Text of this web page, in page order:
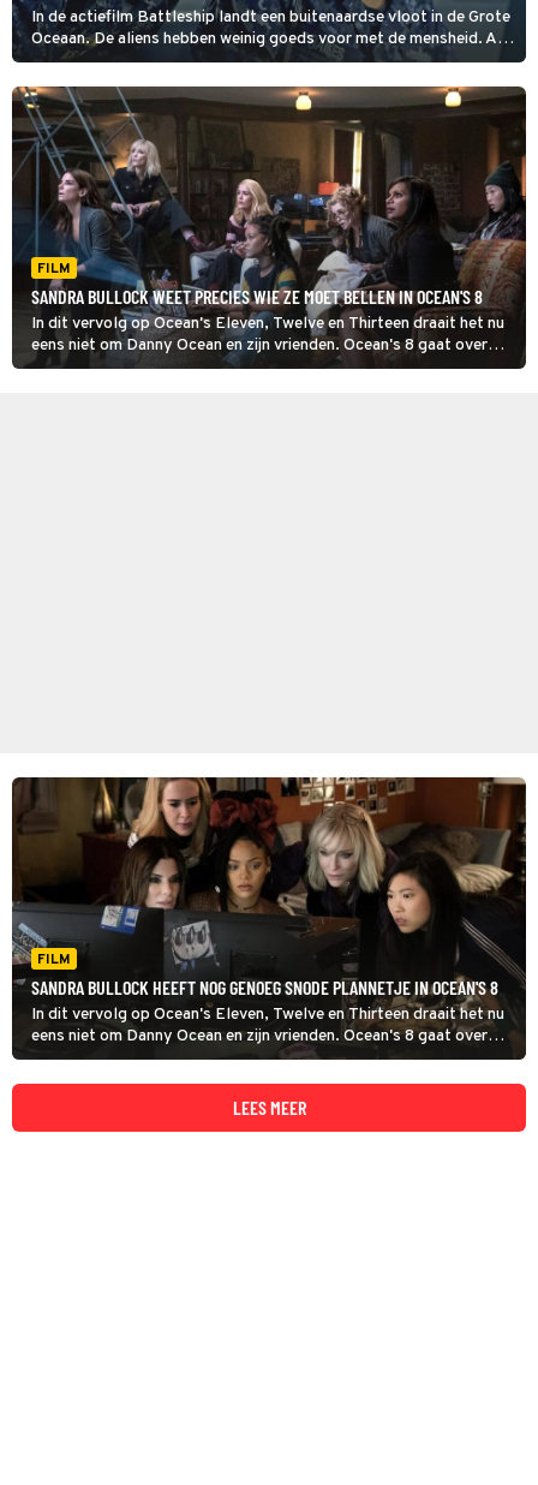
In de actiefilm Battleship landt een buitenaardse vloot in de Grote
Oceaan. De aliens hebben weinig goeds voor met de mensheid. Aan
een groep Amerikaanse en Japanse marineschepen de
eervolle taak het buitenaardse tuig te verslaan.
FILM
SANDRA BULLOCK WEET PRECIES WIE ZE MOET BELLEN IN OCEAN'S 8
In dit vervolg op Ocean's Eleven, Twelve en Thirteen draait het nu
eens niet om Danny Ocean en zijn vrienden. Ocean's 8 gaat over
zijn zus Debbie en haar vrouwelijke handlangers.
FILM
SANDRA BULLOCK HEEFT NOG GENOEG SNODE PLANNETJE IN OCEAN'S 8
In dit vervolg op Ocean's Eleven, Twelve en Thirteen draait het nu
eens niet om Danny Ocean en zijn vrienden. Ocean's 8 gaat over
zijn zus Debbie en haar vrouwelijke handlangers.
LEES MEER